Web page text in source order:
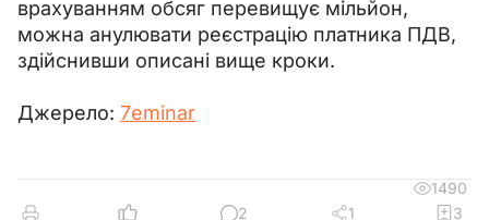
врахуванням обсяг перевищує мільйон,
можна анулювати реєстрацію платника ПДВ,
здійснивши описані вище кроки.
Джерело: 7eminar
1490
2
1 3